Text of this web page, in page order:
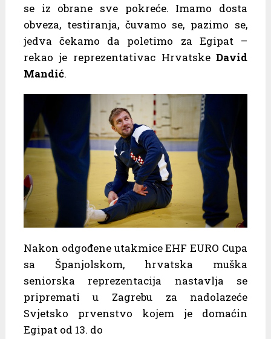
se iz obrane sve pokreće. Imamo dosta
obveza, testiranja, čuvamo se, pazimo se,
jedva čekamo da poletimo za Egipat –
rekao je reprezentativac HrvatskeDavid
Mandić.
Nakon odgođene utakmice EHF EURO Cupa
sa Španjolskom, hrvatska muška
seniorska reprezentacija nastavlja se
pripremati u Zagrebu za nadolazeće
Svjetsko prvenstvo kojem je domaćin
Egipat od 13. do